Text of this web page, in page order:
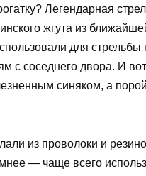
Легендарная
жгута из
для стрельбы
с соседнего двора. И
синяком, а
из проволоки и
— чаще всего